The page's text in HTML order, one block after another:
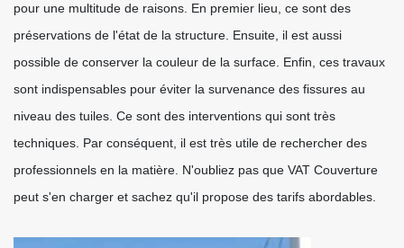
pour une multitude de raisons. En premier lieu, ce sont des
préservations de l'état de la structure. Ensuite, il est aussi
possible de conserver la couleur de la surface. Enfin, ces travaux
sont indispensables pour éviter la survenance des fissures au
niveau des tuiles. Ce sont des interventions qui sont très
techniques. Par conséquent, il est très utile de rechercher des
professionnels en la matière. N'oubliez pas que VAT Couverture
peut s'en charger et sachez qu'il propose des tarifs abordables.